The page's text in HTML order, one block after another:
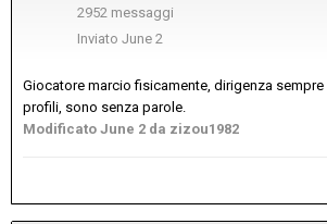
2952 messaggi
Inviato June 2
Giocatore marcio fisicamente, dirigenza
profili, sono senza parole.
Modificato June 2 da zizou1982